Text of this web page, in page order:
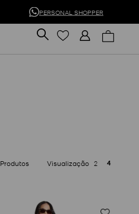
PERSONAL SHOPPER
Produtos 2 4